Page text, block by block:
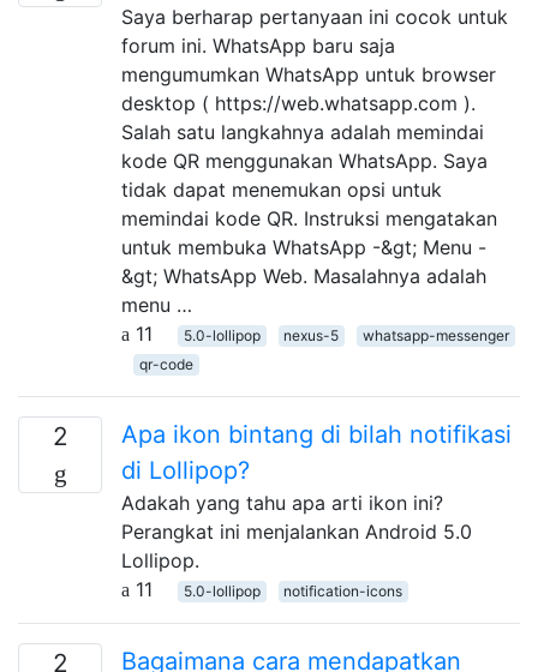
Saya berharap pertanyaan ini cocok untuk
forum ini. WhatsApp baru saja
mengumumkan WhatsApp untuk browser
desktop ( https://web.whatsapp.com ).
Salah satu langkahnya adalah memindai
kode QR menggunakan WhatsApp. Saya
tidak dapat menemukan opsi untuk
memindai kode QR. Instruksi mengatakan
untuk membuka WhatsApp -&gt; Menu -
&gt; WhatsApp Web. Masalahnya adalah
menu …
11
5.0-lollipop nexus-5
whatsapp-messenger
qr-code
2
Apa ikon bintang di bilah notifikasi
di Lollipop?
Adakah yang tahu apa arti ikon ini?
Perangkat ini menjalankan Android 5.0
Lollipop.
11
5.0-lollipop notification-icons
2 Bagaimana cara mendapatkan